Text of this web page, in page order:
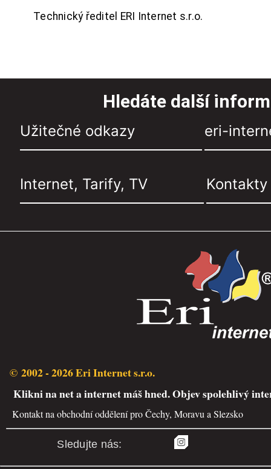
Technický ředitel ERI Internet s.r.o.
Hledáte další
Užitečné odkazy eri-
Internet, Tarify, TV Kontakty
© 2002 - 2026 Eri Internet s.r.o.
Klikni na net a internet máš hned. Objev spolehlivý
Kontakt na obchodní oddělení pro Čechy, Moravu a Slezsko
Sledujte nás: